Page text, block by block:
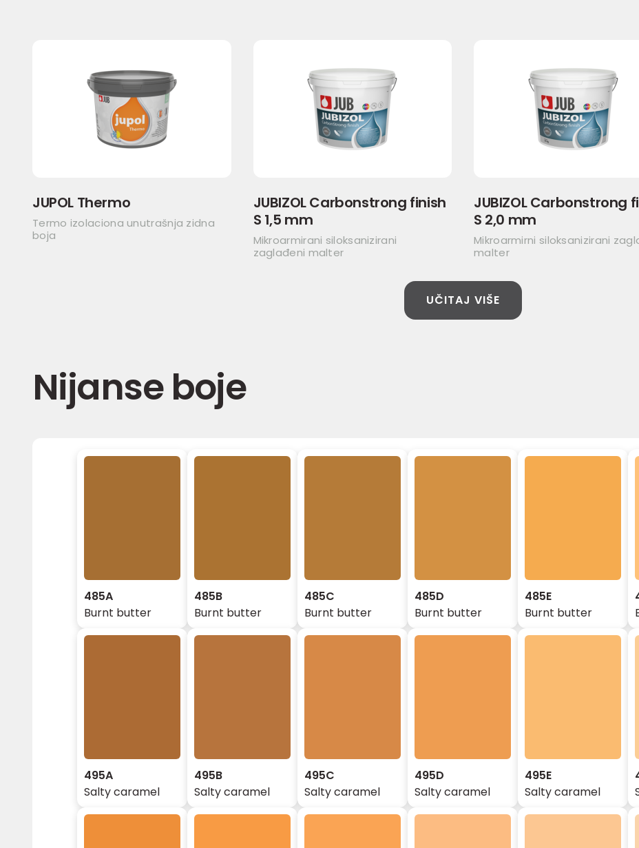
JUPOL Thermo
Termo izolaciona unutrašnja zidna
boja
JUBIZOL Carbonstrong finish
S 1,5 mm
Mikroarmirani siloksanizirani
zaglađeni malter
JUBIZOL Carbonstrong
S 2,0 mm
Mikroarmirni siloksanizirani
malter
UČITAJ VIŠE
Nijanse boje
485A
Burnt butter
485B
Burnt butter
485C
Burnt butter
485D
Burnt butter
485E
Burnt butter
495A
Salty caramel
495B
Salty caramel
495C
Salty caramel
495D
Salty caramel
495E
Salty caramel